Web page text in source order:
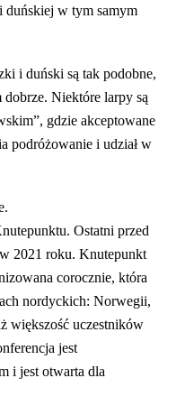
duńskiej w tym samym
i duński są tak podobne,
dobrze. Niektóre larpy są
gdzie akceptowane
podróżowanie i udział w
Ostatni przed
2021 roku. Knutepunkt
corocznie, która
nordyckich: Norwegii,
większość uczestników
jest
i jest otwarta dla